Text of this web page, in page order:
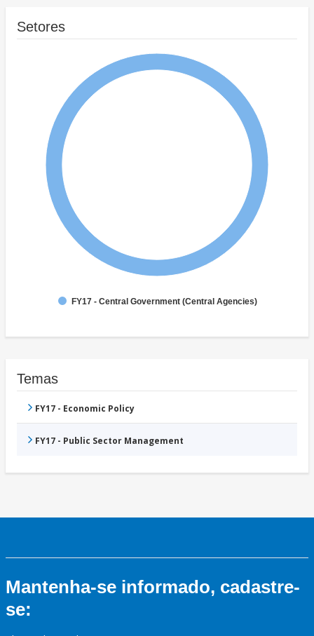
Setores
FY17 - Central Government (Central Agencies)
Temas
FY17 - Economic Policy
FY17 - Public Sector Management
Mantenha-se informado, cadastre-
se: